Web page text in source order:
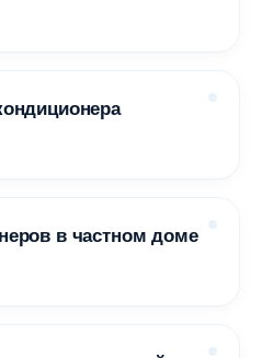
в частном доме